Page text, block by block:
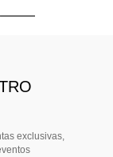
exclusivas,